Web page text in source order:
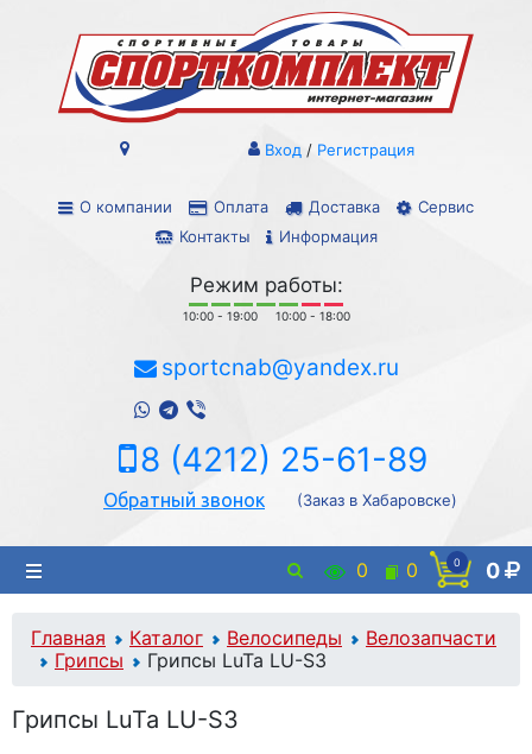
О компании Оплата Доставка
Сервис
Контакты
Информация
Вход / Регистрация
Режим работы:
10:00 - 19:00 10:00 - 18:00
sportcnab@yandex.ru
8 (4212) 25-61-89
Обратный звонок (Заказ в Хабаровске)
0 0 0 0
Главная Каталог Велосипеды
Велозапчасти
Грипсы
Грипсы LuTa LU-S3
Грипсы LuTa LU-S3